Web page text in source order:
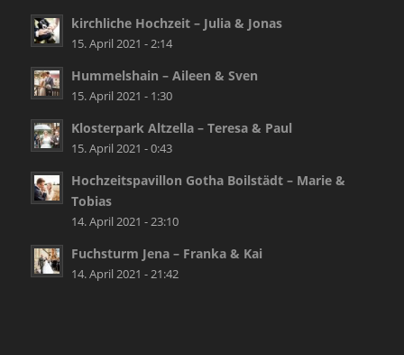
kirchliche Hochzeit – Julia & Jonas
15. April 2021 - 2:14
Hummelshain – Aileen & Sven
15. April 2021 - 1:30
Klosterpark Altzella – Teresa & Paul
15. April 2021 - 0:43
Hochzeitspavillon Gotha Boilstädt – Marie &
Tobias
14. April 2021 - 23:10
Fuchsturm Jena – Franka & Kai
14. April 2021 - 21:42